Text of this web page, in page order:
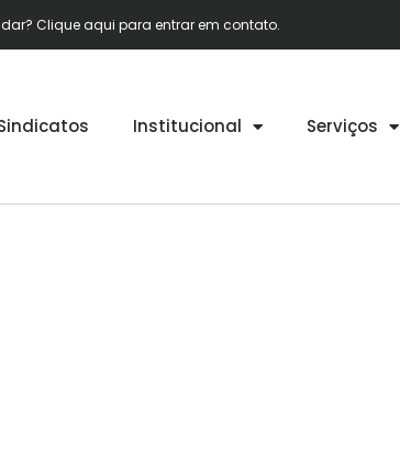
Clique aqui para entrar em contato.
Institucional Serviços